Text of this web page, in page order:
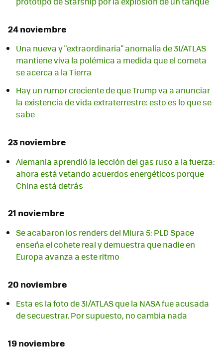
24 noviembre
Una nueva y "extraordinaria" anomalía de 3I/ATLAS
mantiene viva la polémica a medida que el cometa
se acerca a la Tierra
Hay un rumor creciente de que Trump va a anunciar
la existencia de vida extraterrestre: esto es lo que se
sabe
23 noviembre
Alemania aprendió la lección del gas ruso a la fuerza:
ahora está vetando acuerdos energéticos porque
China está detrás
21 noviembre
Se acabaron los renders del Miura 5: PLD Space
enseña el cohete real y demuestra que nadie en
Europa avanza a este ritmo
20 noviembre
Esta es la foto de 3I/ATLAS que la NASA fue acusada
de secuestrar. Por supuesto, no cambia nada
19 noviembre